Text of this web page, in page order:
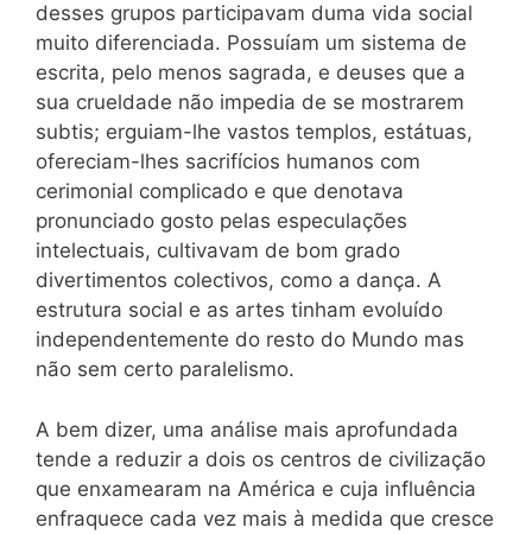
desses grupos participavam duma vida social
muito diferenciada. Possuíam um sistema de
escrita, pelo menos sagrada, e deuses que a
sua crueldade não impedia de se mostrarem
subtis; erguiam-lhe vastos templos, estátuas,
ofereciam-lhes sacrifícios humanos com
cerimonial complicado e que denotava
pronunciado gosto pelas especulações
intelectuais, cultivavam de bom grado
divertimentos colectivos, como a dança. A
estrutura social e as artes tinham evoluído
independentemente do resto do Mundo mas
não sem certo paralelismo.
A bem dizer, uma análise mais aprofundada
tende a reduzir a dois os centros de civilização
que enxamearam na América e cuja influência
enfraquece cada vez mais à medida que cresce